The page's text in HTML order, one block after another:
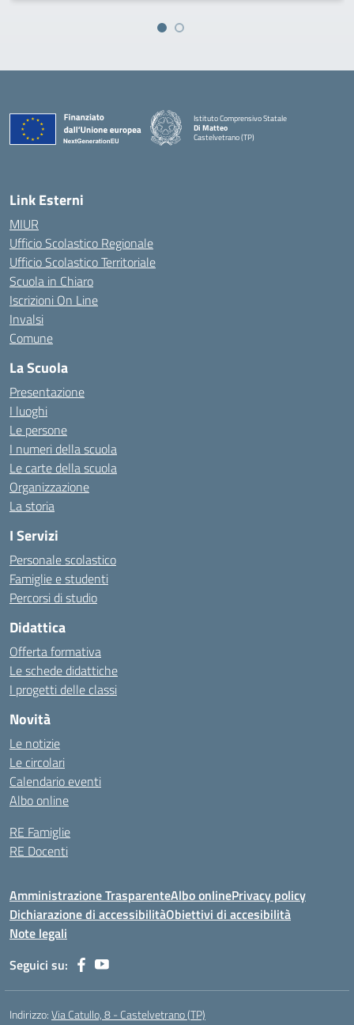
Istituto Comprensivo Statale
Di Matteo
Castelvetrano (TP)
Link Esterni
MIUR
Ufficio Scolastico Regionale
Ufficio Scolastico Territoriale
Scuola in Chiaro
Iscrizioni On Line
Invalsi
Comune
La Scuola
Presentazione
I luoghi
Le persone
I numeri della scuola
Le carte della scuola
Organizzazione
La storia
I Servizi
Personale scolastico
Famiglie e studenti
Percorsi di studio
Didattica
Offerta formativa
Le schede didattiche
I progetti delle classi
Novità
Le notizie
Le circolari
Calendario eventi
Albo online
RE Famiglie
RE Docenti
Amministrazione TrasparenteAlbo onlinePrivacy policy
Dichiarazione di accessibilitàObiettivi di accesibilità
Note legali
Seguici su:
Indirizzo:Via Catullo, 8 - Castelvetrano (TP)